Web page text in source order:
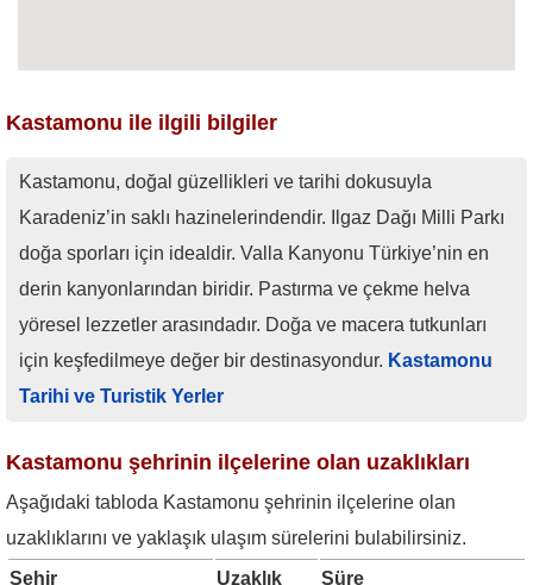
Kastamonu ile ilgili bilgiler
Kastamonu, doğal güzellikleri ve tarihi dokusuyla
Karadeniz’in saklı hazinelerindendir. Ilgaz Dağı Milli Parkı
doğa sporları için idealdir. Valla Kanyonu Türkiye’nin en
derin kanyonlarından biridir. Pastırma ve çekme helva
yöresel lezzetler arasındadır. Doğa ve macera tutkunları
için keşfedilmeye değer bir destinasyondur. Kastamonu
Tarihi ve Turistik Yerler
Kastamonu şehrinin ilçelerine olan uzaklıkları
Aşağıdaki tabloda Kastamonu şehrinin ilçelerine olan
uzaklıklarını ve yaklaşık ulaşım sürelerini bulabilirsiniz.
Şehir
Uzaklık
Süre